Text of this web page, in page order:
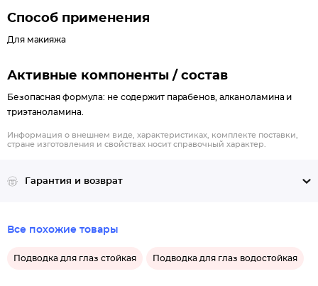
Способ применения
Для макияжа
Активные компоненты / состав
Безопасная формула: не содержит парабенов, алканоламина и
триэтаноламина.
Информация о внешнем виде, характеристиках, комплекте поставки,
стране изготовления и свойствах носит справочный характер.
Гарантия и возврат
Все похожие товары
Подводка для глаз стойкая Подводка для глаз водостойкая